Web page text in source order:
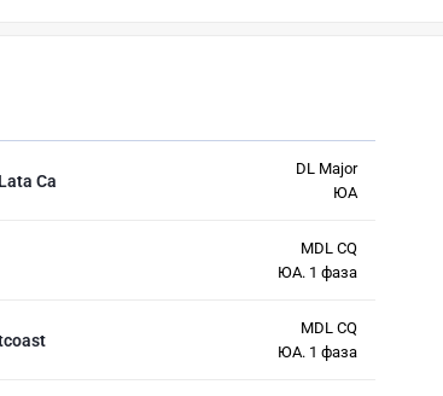
Ca
DL Major
ЮА
MDL CQ
ЮА. 1 фаза
MDL CQ
ЮА. 1 фаза